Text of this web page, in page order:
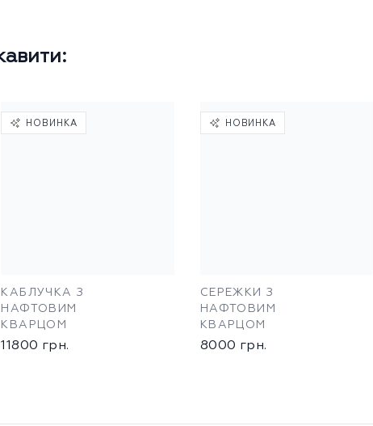
НОВИНКА
КАБЛУЧКА З
НАФТОВИМ
КВАРЦОМ
11800 грн.
НОВИНКА
СЕРЕЖКИ З
НАФТОВИМ
КВАРЦОМ
8000 грн.